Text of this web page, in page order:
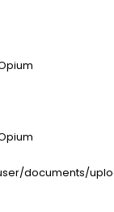
documents/